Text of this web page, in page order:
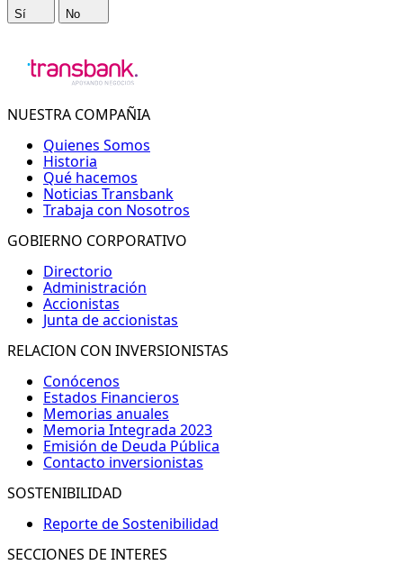
Sí No
NUESTRA COMPAÑIA
Quienes Somos
Historia
Qué hacemos
Noticias Transbank
Trabaja con Nosotros
GOBIERNO CORPORATIVO
Directorio
Administración
Accionistas
Junta de accionistas
RELACION CON INVERSIONISTAS
Conócenos
Estados Financieros
Memorias anuales
Memoria Integrada 2023
Emisión de Deuda Pública
Contacto inversionistas
SOSTENIBILIDAD
Reporte de Sostenibilidad
SECCIONES DE INTERES